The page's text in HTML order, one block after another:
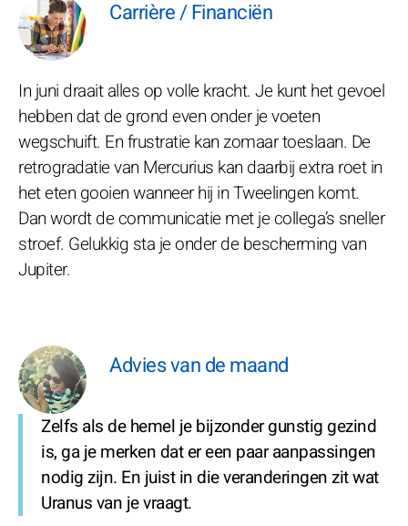
Carrière / Financiën
In juni draait alles op volle kracht. Je kunt het gevoel
hebben dat de grond even onder je voeten
wegschuift. En frustratie kan zomaar toeslaan. De
retrogradatie van Mercurius kan daarbij extra roet in
het eten gooien wanneer hij in Tweelingen komt.
Dan wordt de communicatie met je collega’s sneller
stroef. Gelukkig sta je onder de bescherming van
Jupiter.
Advies van de maand
Zelfs als de hemel je bijzonder gunstig gezind
is, ga je merken dat er een paar aanpassingen
nodig zijn. En juist in die veranderingen zit wat
Uranus van je vraagt.